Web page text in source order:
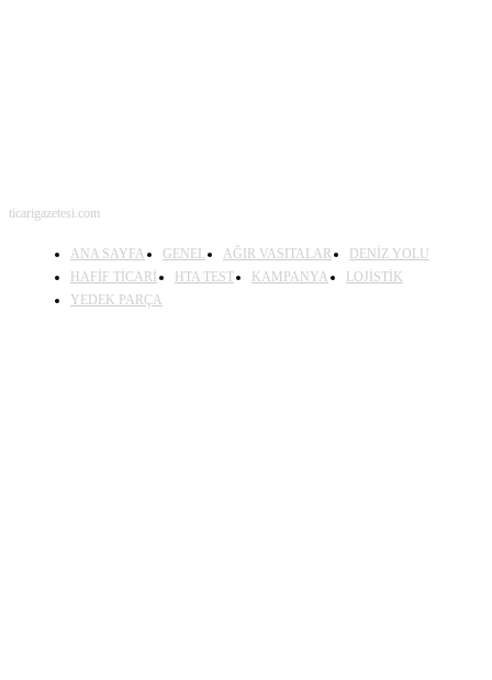
ticarigazetesi.com
ANA SAYFA GENEL AĞIR VASITALAR
DENİZ YOLU
HAFİF TİCARİ
HTA TEST KAMPANYA
LOJİSTİK
YEDEK PARÇA